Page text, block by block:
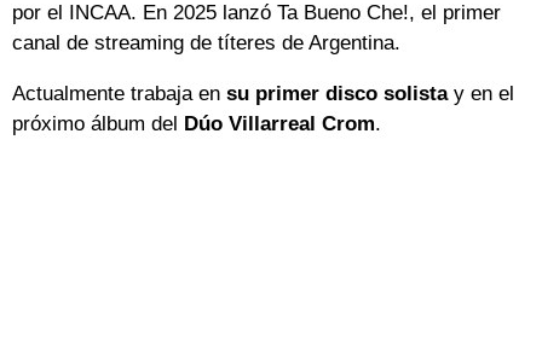
por el INCAA. En 2025 lanzó Ta Bueno Che!, el primer
canal de streaming de títeres de Argentina.
Actualmente trabaja en su primer disco solistay en el
próximo álbum del
Dúo Villarreal Crom.